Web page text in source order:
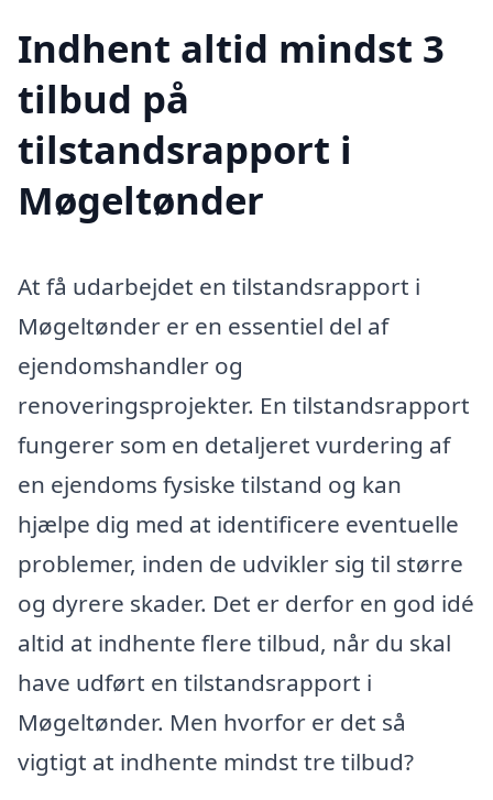
Indhent altid mindst 3
tilbud på
tilstandsrapport i
Møgeltønder
At få udarbejdet en tilstandsrapport i
Møgeltønder er en essentiel del af
ejendomshandler og
renoveringsprojekter. En tilstandsrapport
fungerer som en detaljeret vurdering af
en ejendoms fysiske tilstand og kan
hjælpe dig med at identificere eventuelle
problemer, inden de udvikler sig til større
og dyrere skader. Det er derfor en god idé
altid at indhente flere tilbud, når du skal
have udført en tilstandsrapport i
Møgeltønder. Men hvorfor er det så
vigtigt at indhente mindst tre tilbud?